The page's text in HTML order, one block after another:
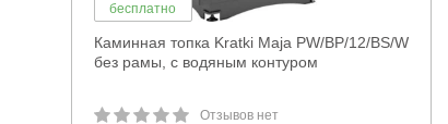
бесплатно
Каминная топка Kratki Maja PW/BP/12/BS/W
без рамы, с водяным контуром
Отзывов нет